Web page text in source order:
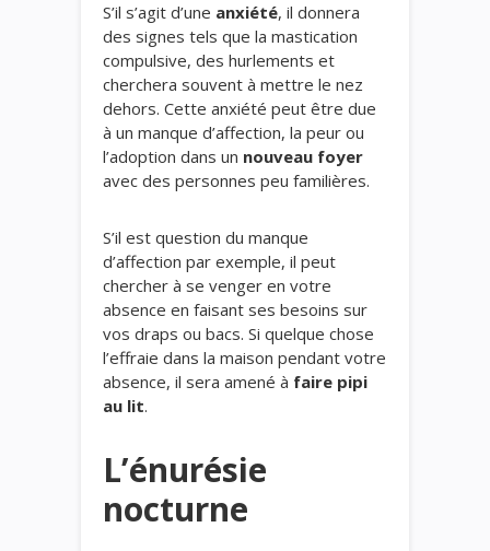
S’il s’agit d’une anxiété, il donnera
des signes tels que la mastication
compulsive, des hurlements et
cherchera souvent à mettre le nez
dehors. Cette anxiété peut être due
à un manque d’affection, la peur ou
l’adoption dans un nouveau foyer
avec des personnes peu familières.
S’il est question du manque
d’affection par exemple, il peut
chercher à se venger en votre
absence en faisant ses besoins sur
vos draps ou bacs. Si quelque chose
l’effraie dans la maison pendant votre
absence, il sera amené à faire pipi
au lit.
L’énurésie
nocturne